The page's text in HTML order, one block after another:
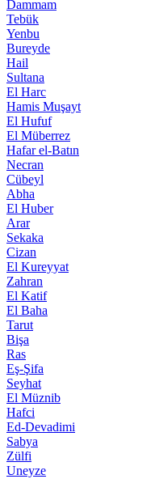
Dammam
Tebük
Yenbu
Bureyde
Hail
Sultana
El Harc
Hamis Muşayt
El Hufuf
El Müberrez
Hafar el-Batın
Necran
Cübeyl
Abha
El Huber
Arar
Sekaka
Cizan
El Kureyyat
Zahran
El Katif
El Baha
Tarut
Bişa
Ras
Eş-Şifa
Seyhat
El Müznib
Hafci
Ed-Devadimi
Sabya
Zülfi
Uneyze